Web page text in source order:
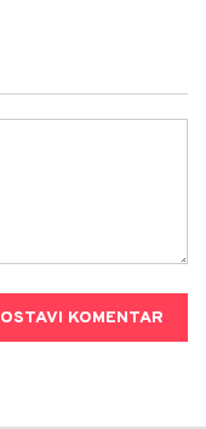
OSTAVI KOMENTAR